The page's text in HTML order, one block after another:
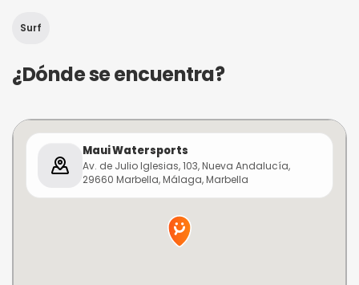
Surf
¿Dónde se encuentra?
Maui Watersports
Av. de Julio Iglesias, 103, Nueva Andalucía,
29660 Marbella, Málaga, Marbella